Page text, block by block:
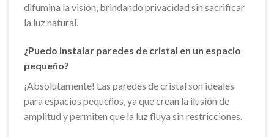
difumina la visión, brindando privacidad sin sacrificar
la luz natural.
¿Puedo instalar paredes de cristal en un espacio
pequeño?
¡Absolutamente! Las paredes de cristal son ideales
para espacios pequeños, ya que crean la ilusión de
amplitud y permiten que la luz fluya sin restricciones.